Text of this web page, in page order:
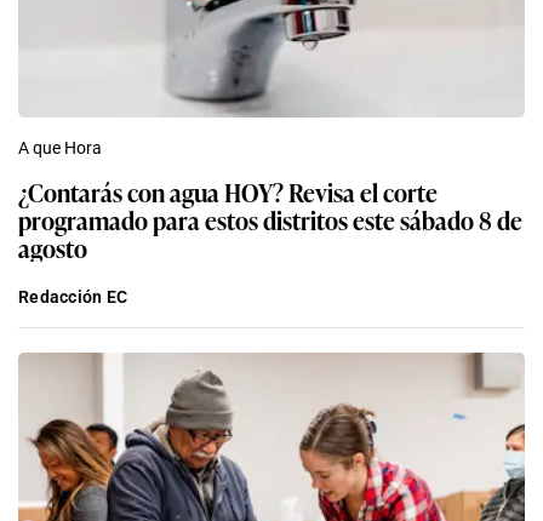
A que Hora
¿Contarás con agua HOY? Revisa el corte
programado para estos distritos este sábado 8 de
agosto
Redacción EC